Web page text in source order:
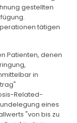
gestellten
tätigen
Patienten, denen
in
Related-
eines
"von bis zu